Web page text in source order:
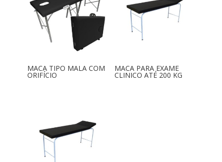
MACA TIPO MALA COM
ORIFÍCIO
MACA PARA EXAME
CLINICO ATÉ 200 KG